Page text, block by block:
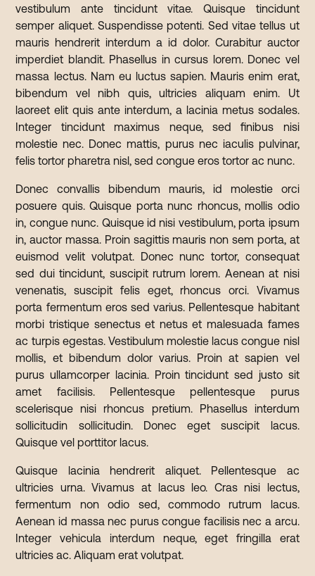
vestibulum ante tincidunt vitae. Quisque tincidunt
semper aliquet. Suspendisse potenti. Sed vitae tellus ut
mauris hendrerit interdum a id dolor. Curabitur auctor
imperdiet blandit. Phasellus in cursus lorem. Donec vel
massa lectus. Nam eu luctus sapien. Mauris enim erat,
bibendum vel nibh quis, ultricies aliquam enim. Ut
laoreet elit quis ante interdum, a lacinia metus sodales.
Integer tincidunt maximus neque, sed finibus nisi
molestie nec. Donec mattis, purus nec iaculis pulvinar,
felis tortor pharetra nisl, sed congue eros tortor ac nunc.
Donec convallis bibendum mauris, id molestie orci
posuere quis. Quisque porta nunc rhoncus, mollis odio
in, congue nunc. Quisque id nisi vestibulum, porta ipsum
in, auctor massa. Proin sagittis mauris non sem porta, at
euismod velit volutpat. Donec nunc tortor, consequat
sed dui tincidunt, suscipit rutrum lorem. Aenean at nisi
venenatis, suscipit felis eget, rhoncus orci. Vivamus
porta fermentum eros sed varius. Pellentesque habitant
morbi tristique senectus et netus et malesuada fames
ac turpis egestas. Vestibulum molestie lacus congue nisl
mollis, et bibendum dolor varius. Proin at sapien vel
purus ullamcorper lacinia. Proin tincidunt sed justo sit
amet facilisis. Pellentesque pellentesque purus
scelerisque nisi rhoncus pretium. Phasellus interdum
sollicitudin sollicitudin. Donec eget suscipit lacus.
Quisque vel porttitor lacus.
Quisque lacinia hendrerit aliquet. Pellentesque ac
ultricies urna. Vivamus at lacus leo. Cras nisi lectus,
fermentum non odio sed, commodo rutrum lacus.
Aenean id massa nec purus congue facilisis nec a arcu.
Integer vehicula interdum neque, eget fringilla erat
ultricies ac. Aliquam erat volutpat.